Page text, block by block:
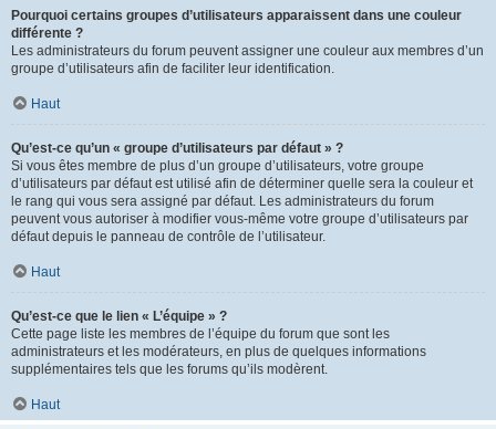
Pourquoi certains groupes d’utilisateurs apparaissent dans une couleur
différente ?
Les administrateurs du forum peuvent assigner une couleur aux membres d’un
groupe d’utilisateurs afin de faciliter leur identification.
Haut
Qu’est-ce qu’un « groupe d’utilisateurs par défaut » ?
Si vous êtes membre de plus d’un groupe d’utilisateurs, votre groupe
d’utilisateurs par défaut est utilisé afin de déterminer quelle sera la couleur et
le rang qui vous sera assigné par défaut. Les administrateurs du forum
peuvent vous autoriser à modifier vous-même votre groupe d’utilisateurs par
défaut depuis le panneau de contrôle de l’utilisateur.
Haut
Qu’est-ce que le lien « L’équipe » ?
Cette page liste les membres de l’équipe du forum que sont les
administrateurs et les modérateurs, en plus de quelques informations
supplémentaires tels que les forums qu’ils modèrent.
Haut